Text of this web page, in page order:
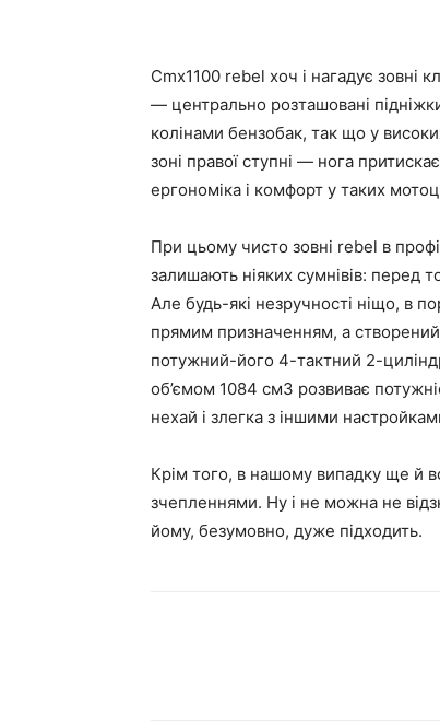
Cmx1100 rebel хоч і нагадує
— центрально розташовані
колінами бензобак, так що у
зоні правої ступні — нога
ергономіка і комфорт у таких
При цьому чисто зовні rebel в
залишають ніяких сумнівів:
Але будь-які незручності ніщо, в
прямим призначенням, а створений
потужний-його 4-тактний 2-
об’ємом 1084 см3 розвиває
нехай і злегка з іншими
Крім того, в нашому випадку ще й
зчепленнями. Ну і не можна не
йому, безумовно, дуже підходить.